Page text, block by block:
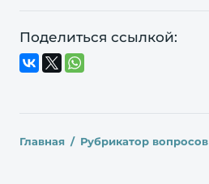
Поделиться ссылкой:
Главная Рубрикатор вопросов